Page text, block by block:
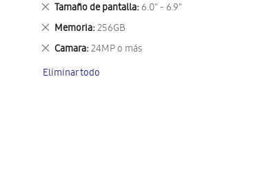
artículo
Tamaño de pantalla 6.0" - 6.9"
Eliminar
este
artículo
Memoria 256GB
Eliminar
este
artículo
Camara 24MP o más
Eliminar
artículo
Eliminar todo